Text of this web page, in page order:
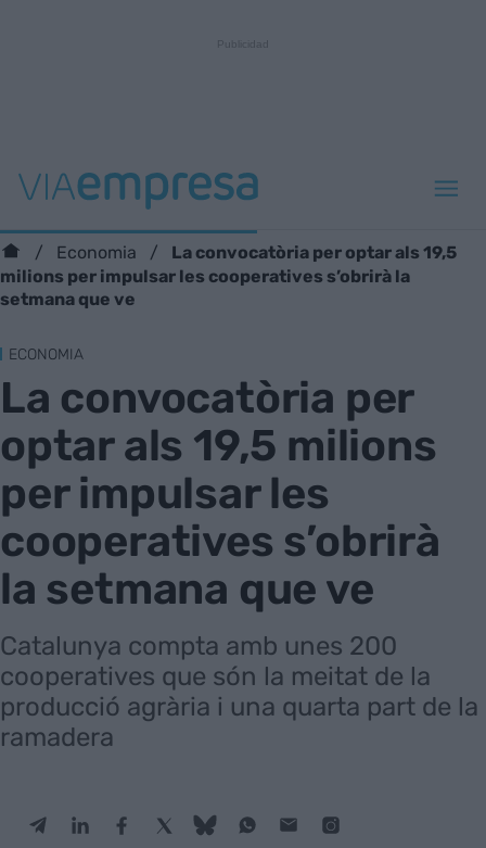
Economia
La convocatòria per optar als 19,5
milions per impulsar les cooperatives s’obrirà la
setmana que ve
ECONOMIA
La convocatòria per
optar als 19,5 milions
per impulsar les
cooperatives s’obrirà
la setmana que ve
Catalunya compta amb unes 200
cooperatives que són la meitat de la
producció agrària i una quarta part de la
ramadera